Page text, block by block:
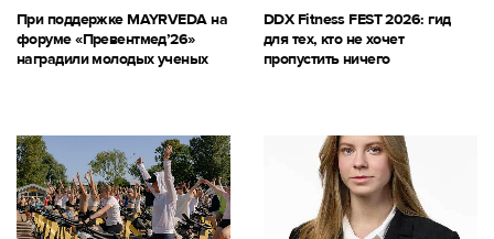
При поддержке MAYRVEDA на
форуме «Превентмед’26»
наградили молодых ученых
DDX Fitness FEST 2026: гид
для тех, кто не хочет
пропустить ничего